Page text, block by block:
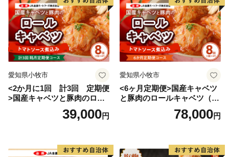
愛知県小牧市
<2か月に1回 計3回 定期便
>国産キャベツと豚肉のロー
ルキャベツ（4P入り）
39,000円
愛知県小牧市
<6ヶ月定期便>国産キャベツ
と豚肉のロールキャベツ（4P
78,000円